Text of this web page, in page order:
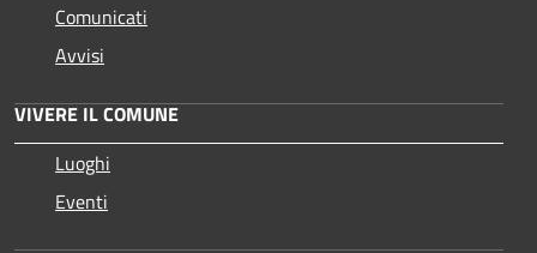
Comunicati
Avvisi
VIVERE IL COMUNE
Luoghi
Eventi